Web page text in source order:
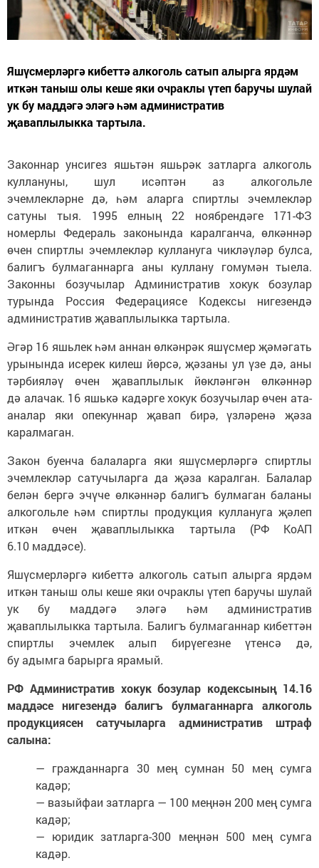
Яшүсмерләргә кибеттә алкоголь сатып алырга ярдәм
иткән таныш олы кеше яки очраклы үтеп баручы шулай
ук бу маддәгә эләгә һәм административ
җаваплылыкка тартыла.
Законнар унсигез яшьтән яшьрәк затларга алкоголь
куллануны, шул исәптән аз алкогольле
эчемлекләрне дә, һәм аларга спиртлы эчемлекләр
сатуны тыя. 1995 елның 22 ноябрендәге 171-ФЗ
номерлы Федераль законында каралганча, өлкәннәр
өчен спиртлы эчемлекләр куллануга чикләүләр булса,
балигъ булмаганнарга аны куллану гомумән тыела.
Законны бозучылар Административ хокук бозулар
турында Россия Федерациясе Кодексы нигезендә
административ җаваплылыкка тартыла.
Әгәр 16 яшьлек һәм аннан өлкәнрәк яшүсмер җәмәгать
урынында исерек килеш йөрсә, җәзаны ул үзе дә, аны
тәрбияләү өчен җаваплылык йөкләнгән өлкәннәр
дә алачак. 16 яшькә кадәрге хокук бозучылар өчен ата-
аналар яки опекуннар җавап бирә, үзләренә җәза
каралмаган.
Закон буенча балаларга яки яшүсмерләргә спиртлы
эчемлекләр сатучыларга да җәза каралган. Балалар
белән бергә эчүче өлкәннәр балигъ булмаган баланы
алкогольле һәм спиртлы продукция куллануга җәлеп
иткән өчен җаваплылыкка тартыла (РФ КоАП
6.10 маддәсе).
Яшүсмерләргә кибеттә алкоголь сатып алырга ярдәм
иткән таныш олы кеше яки очраклы үтеп баручы шулай
ук бу маддәгә эләгә һәм административ
җаваплылыкка тартыла. Балигъ булмаганнар кибеттән
спиртлы эчемлек алып бирүегезне үтенсә дә,
бу адымга барырга ярамый.
РФ Административ хокук бозулар кодексының 14.16
маддәсе нигезендә балигъ булмаганнарга алкоголь
продукциясен сатучыларга административ штраф
салына:
— гражданнарга 30 мең сумнан 50 мең сумга
кадәр;
— вазыйфаи затларга — 100 меңнән 200 мең сумга
кадәр;
— юридик затларга-300 меңнән 500 мең сумга
кадәр.